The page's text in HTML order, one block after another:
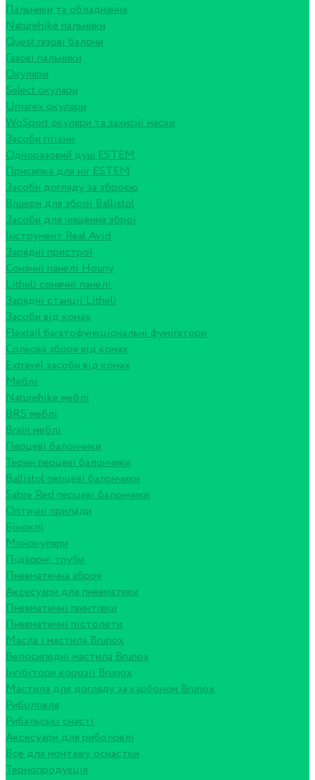
Пальники та обладнання
Naturehike пальники
Quest газові балони
Газові пальники
Окуляри
Select окуляри
Umarex окуляри
WoSport окуляри та захисні маски
Засоби гігієни
Одноразовий душ ESTEM
Присипка для ніг ESTEM
Засоби догляду за зброєю
Вішери для зброї Ballistol
Засоби для чищення зброї
Інструмент Real Avid
Зарядні пристрої
Сонячні панелі Houny
Litheli сонячні панелі
Зарядні станції Litheli
Засоби від комах
Flextail багатофункціональні фумігатори
Сольова зброя від комах
Extravel засоби від комах
Меблі
Naturehike меблі
BRS меблі
Brain меблі
Перцеві балончики
Терен перцеві балончики
Ballistol перцеві балончики
Sabre Red перцеві балончики
Оптичні прилади
Біноклі
Монокуляри
Підзорні труби
Пневматична зброя
Аксесуари для пневматики
Пневматичні гвинтівки
Пневматичні пістолети
Масла і мастила Brunox
Велосипедні мастила Brunox
Інгібітори корозії Brunox
Мастила для догляду за карбоном Brunox
Риболовля
Рибальські снасті
Аксесуари для риболовлі
Все для монтажу оснастки
Термопродукція